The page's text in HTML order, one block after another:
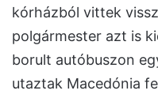
kórházból vittek
polgármester azt is
borult autóbuszon
utaztak Macedónia